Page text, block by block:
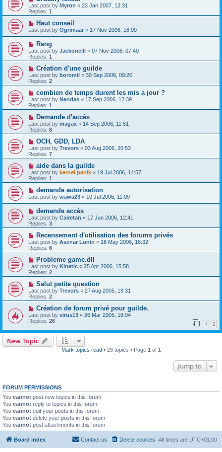
Last post by Myron « 23 Jan 2007, 12:31
Replies: 1
Haut conseil
Last post by Ogrimaar « 17 Nov 2006, 16:09
Rang
Last post by Jackoneill « 07 Nov 2006, 07:40
Replies: 1
Création d'une guilde
Last post by boromil « 30 Sep 2006, 09:20
Replies: 2
combien de temps durent les mis a jour ?
Last post by Nendas « 17 Sep 2006, 12:39
Replies: 1
Demande d'accès
Last post by magax « 14 Sep 2006, 11:51
Replies: 8
OCH, GDD, LDA
Last post by Trevors « 03 Aug 2006, 20:53
Replies: 7
aide dans la guilde
Last post by kernel panik « 19 Jul 2006, 14:57
Replies: 1
demande autorisation
Last post by wawa23 « 10 Jul 2006, 11:09
demande accès
Last post by Cairetan « 17 Jun 2006, 12:41
Replies: 3
Recensement d'utilisation des forums privés
Last post by Asenar Lunin « 18 May 2006, 16:32
Replies: 6
Probleme game.dll
Last post by Kinetic « 25 Apr 2006, 15:58
Replies: 2
Salut petite question
Last post by Trevors « 27 Aug 2005, 19:31
Replies: 2
Création de forum privé pour guilde.
Last post by virus13 « 26 Mar 2005, 18:04
Replies: 26 1 2
New Topic
Mark topics read• 23 topics • Page 1 of 1
Jump to
FORUM PERMISSIONS
You cannot post new topics in this forum
You cannot reply to topics in this forum
You cannot edit your posts in this forum
You cannot delete your posts in this forum
You cannot post attachments in this forum
Board index All times are UTC+01:00
Delete cookies
Contact us